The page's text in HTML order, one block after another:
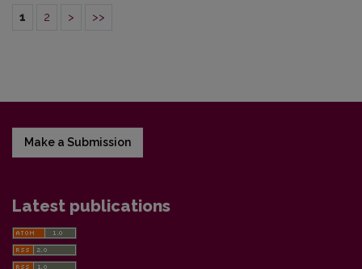
1 2 > >>
Make a Submission
Latest publications